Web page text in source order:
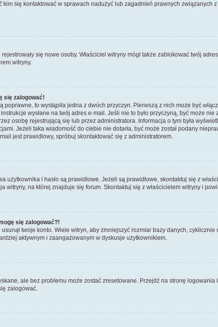
się kontaktować w sprawach nadużyć lub zagadnień prawnych związanych
się nowe osoby. Właściciel witryny mógł także zablokować twój
witryny.
się zalogować!
to wystąpiła jedna z dwóch przyczyn. Pierwszą z nich może być
wysłane na twój adres e-mail. Jeśli nie to było przyczyną, być może
osobę rejestrującą się lub przez administratora. Informacja o tym była
Jeżeli taka wiadomość do ciebie nie dotarła, być może został podany
jest prawidłowy, spróbuj skontaktować się z administratorem.
użytkownika i hasło są prawidłowe. Jeżeli są prawidłowe, skontaktuj się z
witryny, na której znajduje się forum. Skontaktuj się z właścicielem witryny i
się zalogować?!
twoje konto. Wiele witryn, aby zmniejszyć rozmiar bazy danych,
aktywnym i zaangażowanym w dyskusje użytkownikiem.
ale bez problemu może zostać zresetowane. Przejdź na stronę logowania
zalogować.